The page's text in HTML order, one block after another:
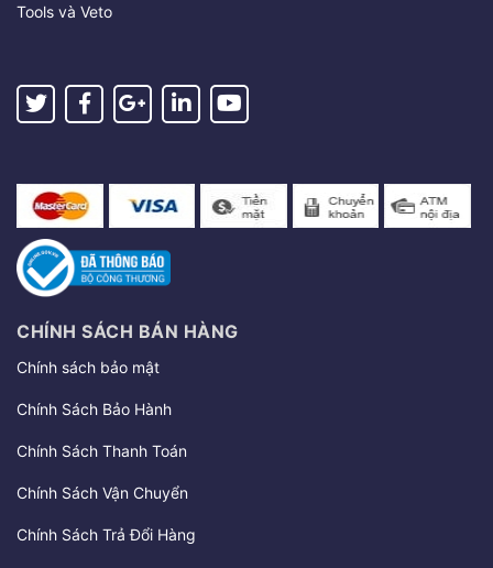
Tools và Veto
CHÍNH SÁCH BÁN HÀNG
Chính sách bảo mật
Chính Sách Bảo Hành
Chính Sách Thanh Toán
Chính Sách Vận Chuyển
Chính Sách Trả Đổi Hàng